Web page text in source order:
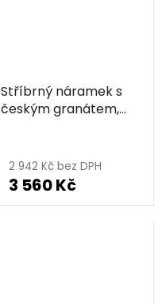
Stříbrný náramek s
českým granátem,
2 942 Kč bez DPH
3 560 Kč